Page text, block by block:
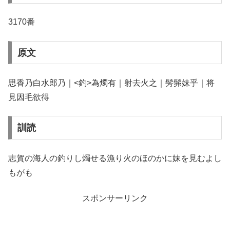
3170番
原文
思香乃白水郎乃｜<釣>為燭有｜射去火之｜髣髴妹乎｜将
見因毛欲得
訓読
志賀の海人の釣りし燭せる漁り火のほのかに妹を見むよし
もがも
スポンサーリンク